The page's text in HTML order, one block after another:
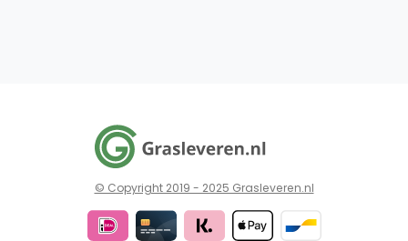
© Copyright 2019 - 2025 Grasleveren.nl